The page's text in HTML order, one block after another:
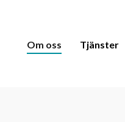
Om oss Tjänster